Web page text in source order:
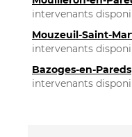
intervenants
Mouzeuil-Saint-
intervenants
Bazoges-en-Pareds
intervenants